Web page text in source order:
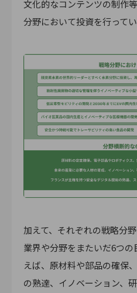
文化的なコンテンツの制作
分野において投資を行ってい
加えて、それぞれの戦略分
業界や分野をまたいだ6つ
えば、原材料や部品の確保
の熟達、イノベーション、